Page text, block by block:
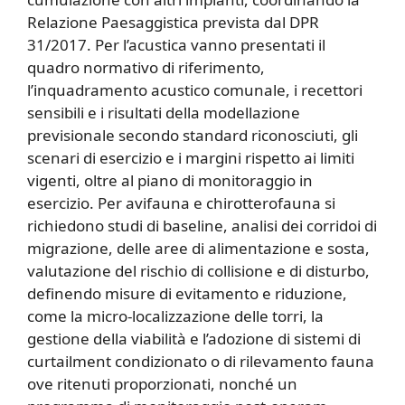
Relazione Paesaggistica prevista dal DPR
31/2017. Per l’acustica vanno presentati il
quadro normativo di riferimento,
l’inquadramento acustico comunale, i recettori
sensibili e i risultati della modellazione
previsionale secondo standard riconosciuti, gli
scenari di esercizio e i margini rispetto ai limiti
vigenti, oltre al piano di monitoraggio in
esercizio. Per avifauna e chirotterofauna si
richiedono studi di baseline, analisi dei corridoi di
migrazione, delle aree di alimentazione e sosta,
valutazione del rischio di collisione e di disturbo,
definendo misure di evitamento e riduzione,
come la micro-localizzazione delle torri, la
gestione della viabilità e l’adozione di sistemi di
curtailment condizionato o di rilevamento fauna
ove ritenuti proporzionati, nonché un